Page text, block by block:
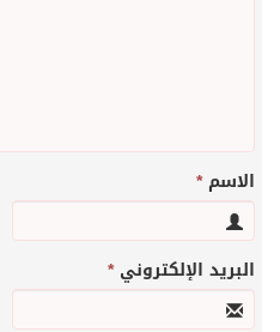
الاسم*
البريد الإلكتروني*